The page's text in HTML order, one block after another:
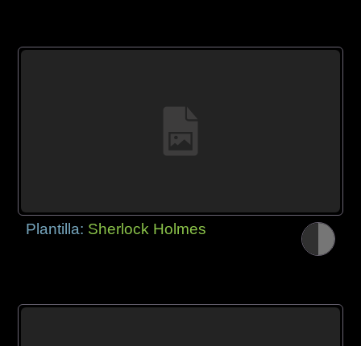
Plantilla: Sherlock Holmes